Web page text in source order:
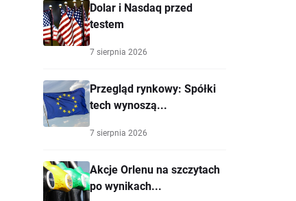
Dolar i Nasdaq przed
testem
7 sierpnia 2026
Przegląd rynkowy: Spółki
tech wynoszą...
7 sierpnia 2026
Akcje Orlenu na szczytach
po wynikach...